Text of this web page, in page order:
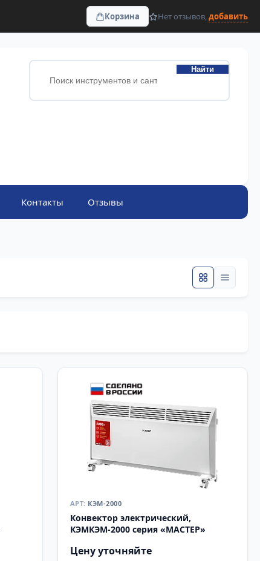
Корзина Нет отзывов,добавить
Найти
Контакты Отзывы
КЭМ-2000
Конвектор электрический,
КЭМКЭМ-2000 серия «МАСТЕР»
Цену уточняйте